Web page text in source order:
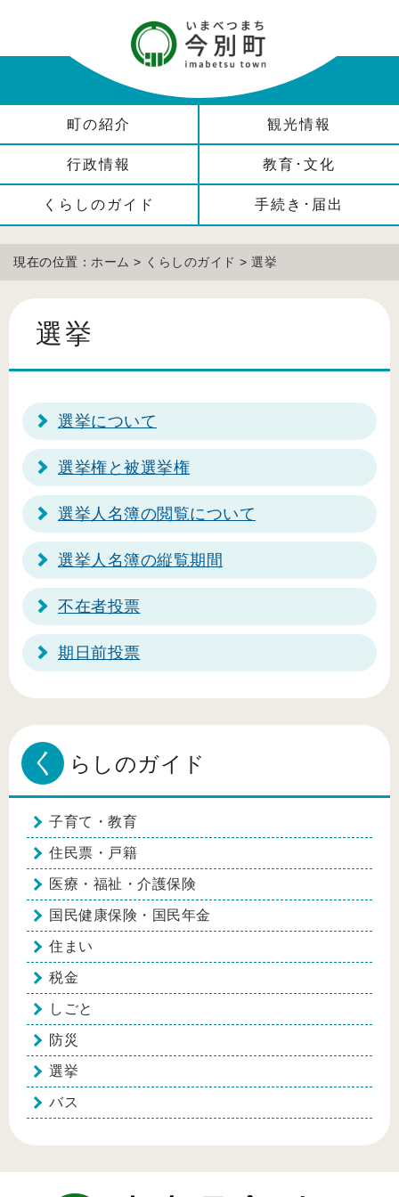
町の紹介 観光情報
行政情報 教育･文化
くらしのガイド 手続き･届出
現在の位置： ホーム > くらしのガイド > 選挙
選挙
選挙について
選挙権と被選挙権
選挙人名簿の閲覧について
選挙人名簿の縦覧期間
不在者投票
期日前投票
く らしのガイド
子育て・教育
住民票・戸籍
医療・福祉・介護保険
国民健康保険・国民年金
住まい
税金
しごと
防災
選挙
バス